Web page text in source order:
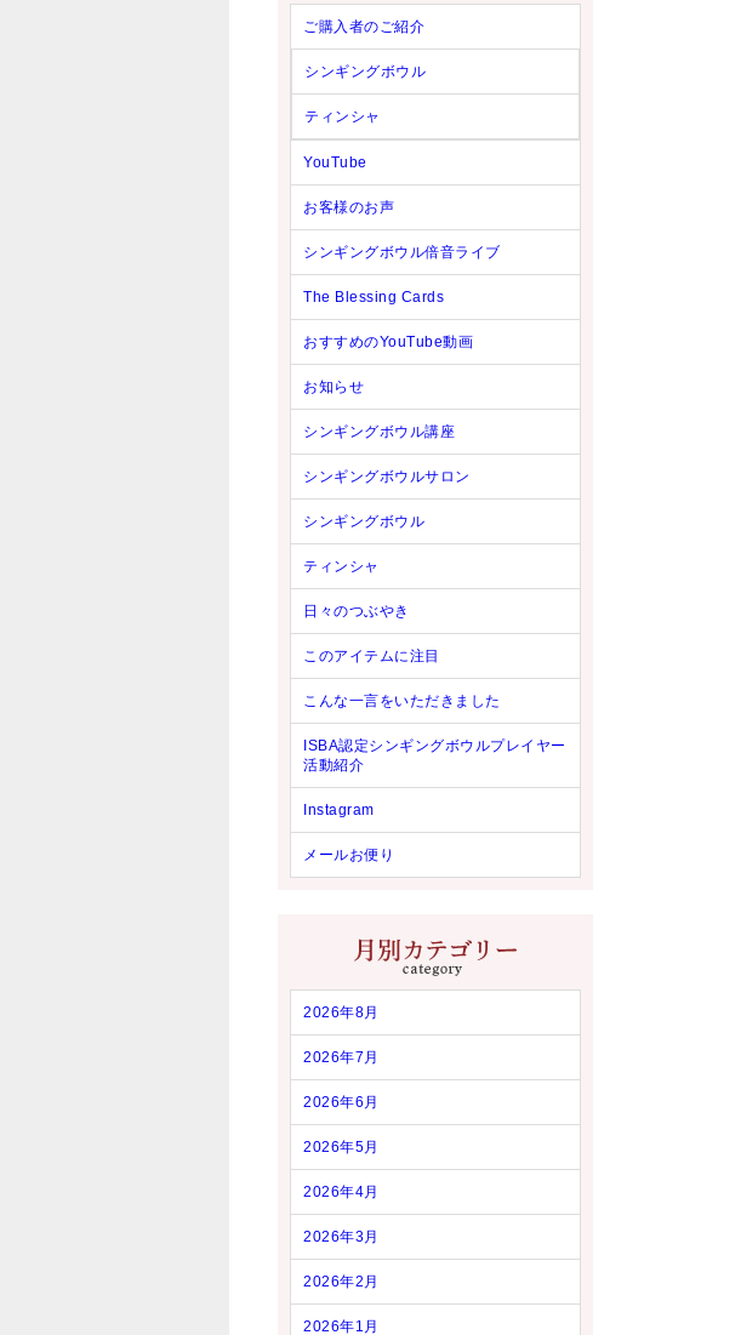
ご購入者のご紹介
シンギングボウル
ティンシャ
YouTube
お客様のお声
シンギングボウル倍音ライブ
The Blessing Cards
おすすめのYouTube動画
お知らせ
シンギングボウル講座
シンギングボウルサロン
シンギングボウル
ティンシャ
日々のつぶやき
このアイテムに注目
こんな一言をいただきました
ISBA認定シンギングボウルプレイヤー
活動紹介
Instagram
メールお便り
2026年8月
2026年7月
2026年6月
2026年5月
2026年4月
2026年3月
2026年2月
2026年1月